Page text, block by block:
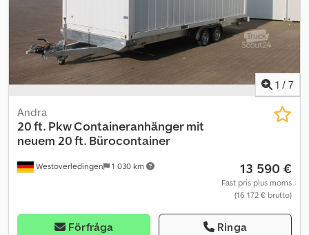
1 / 7
Westoverledingen 1 030 km
Andra
20 ft. Pkw Containeranhänger mit
neuem 20 ft. Bürocontainer
13 590 €
Fast pris plus moms
(16 172 € brutto)
Förfråga Ringa